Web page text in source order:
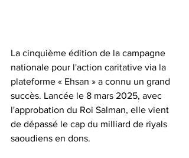
La cinquième édition de la campagne
nationale pour l'action caritative via la
plateforme « Ehsan » a connu un grand
succès. Lancée le 8 mars 2025, avec
l'approbation du Roi Salman, elle vient
de dépassé le cap du milliard de riyals
saoudiens en dons.